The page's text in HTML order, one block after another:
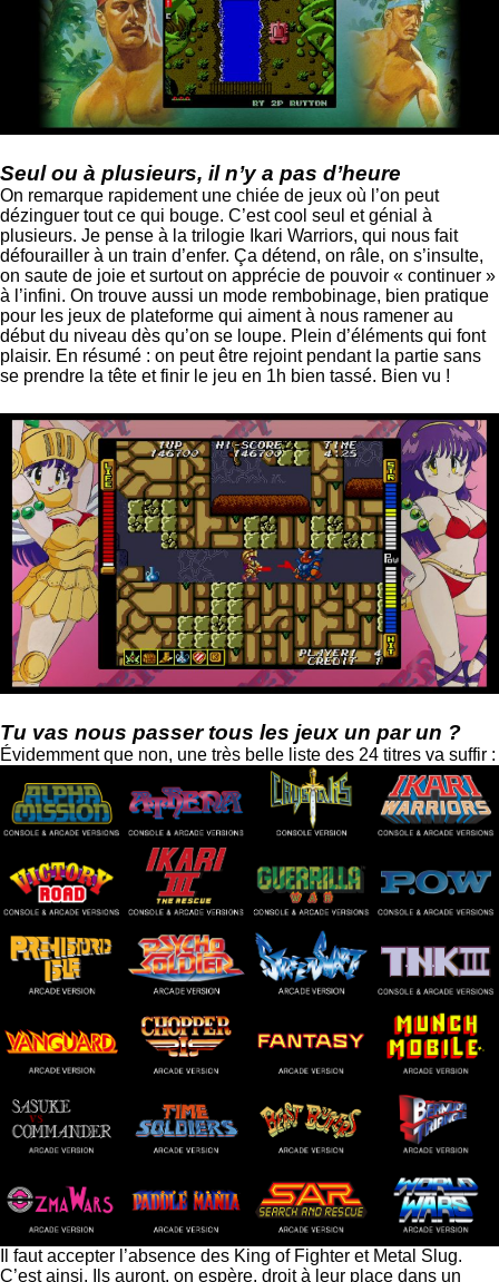
Seul ou à plusieurs, il n’y a pas d’heure
On remarque rapidement une chiée de jeux où l’on peut
dézinguer tout ce qui bouge. C’est cool seul et génial à
plusieurs. Je pense à la trilogie Ikari Warriors, qui nous fait
défourailler à un train d’enfer. Ça détend, on râle, on s’insulte,
on saute de joie et surtout on apprécie de pouvoir « continuer »
à l’infini. On trouve aussi un mode rembobinage, bien pratique
pour les jeux de plateforme qui aiment à nous ramener au
début du niveau dès qu’on se loupe. Plein d’éléments qui font
plaisir. En résumé : on peut être rejoint pendant la partie sans
se prendre la tête et finir le jeu en 1h bien tassé. Bien vu !
Tu vas nous passer tous les jeux un par un ?
Évidemment que non, une très belle liste des 24 titres va suffir :
Il faut accepter l’absence des King of Fighter et Metal Slug.
C’est ainsi. Ils auront, on espère, droit à leur place dans un